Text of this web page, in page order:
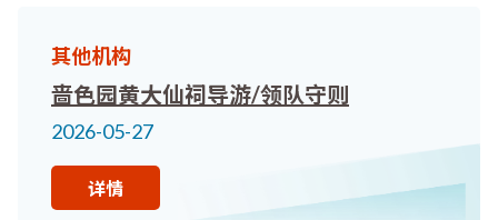
其他机构
啬色园黄大仙祠导游/领队守则
2026-05-27
详情